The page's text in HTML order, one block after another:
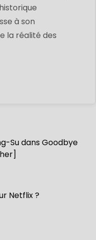
à son
la réalité des
Su dans Goodbye
Netflix ?